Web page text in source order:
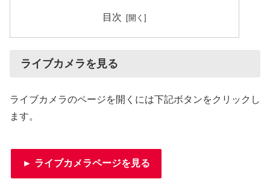
目次
ライブカメラを見る
ライブカメラのページを開くには下記ボタンをクリックし
ます。
► ライブカメラページを見る